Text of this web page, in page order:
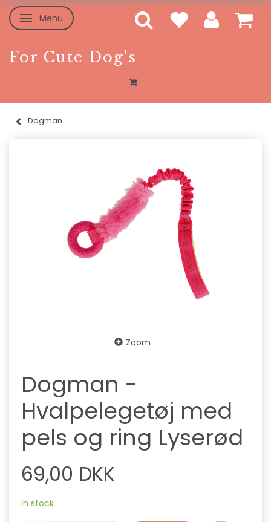
Toggle navigation
Menu
For Cute Dog's
Dogman
Zoom
Dogman -
Hvalpelegetøj med
pels og ring Lyserød
69,00 DKK
In stock